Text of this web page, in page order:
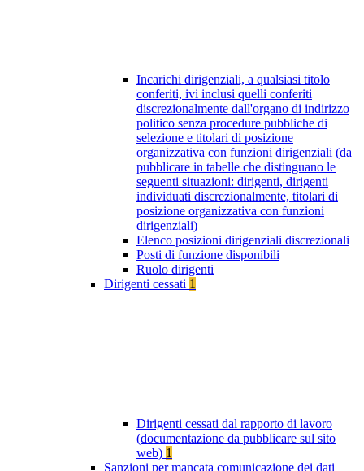
Incarichi dirigenziali, a qualsiasi titolo
conferiti, ivi inclusi quelli conferiti
discrezionalmente dall'organo di indirizzo
politico senza procedure pubbliche di
selezione e titolari di posizione
organizzativa con funzioni dirigenziali (da
pubblicare in tabelle che distinguano le
seguenti situazioni: dirigenti, dirigenti
individuati discrezionalmente, titolari di
posizione organizzativa con funzioni
dirigenziali)
Elenco posizioni dirigenziali discrezionali
Posti di funzione disponibili
Ruolo dirigenti
Dirigenti cessati 1
Dirigenti cessati dal rapporto di lavoro
(documentazione da pubblicare sul sito
web) 1
Sanzioni per mancata comunicazione dei dati